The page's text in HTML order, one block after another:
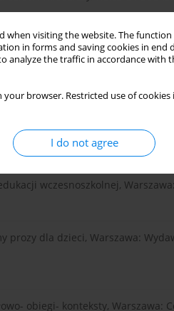
when visiting the website. The
in forms and saving cookies in end
analyze the traffic in accordance with
your browser. Restricted use of
I do not agree
framework for Second Language
Saudi Air Force: Kingdom of
a gotowość do czytania
wczesnoszkolnej,
prozy dla dzieci, Warszawa:
obiegi- konteksty, Warszawa: